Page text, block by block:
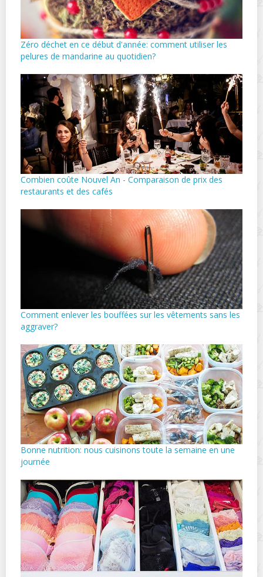
Zéro déchet en ce début d'année: comment utiliser les
pelures de mandarine au quotidien?
Combien coûte Nouvel An - Comparaison de prix des
restaurants et des cafés
Comment enlever les bouffées sur les vêtements sans les
aggraver?
Bonne nutrition: nous cuisinons toute la semaine en une
journée